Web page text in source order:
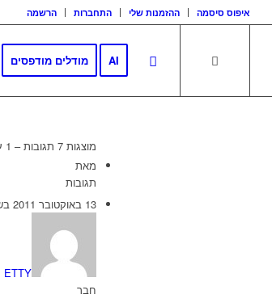
הרשמה התחברות ההזמנות שלי איפוס סיסמה
מודלים מודפסים AI
מוצגות 7 תגובות – 1 עד 7 (מתוך 7 סה״כ)
מאת
תגובות
13 באוקטובר 2011 בשעה 19:40
ETTY
חבר